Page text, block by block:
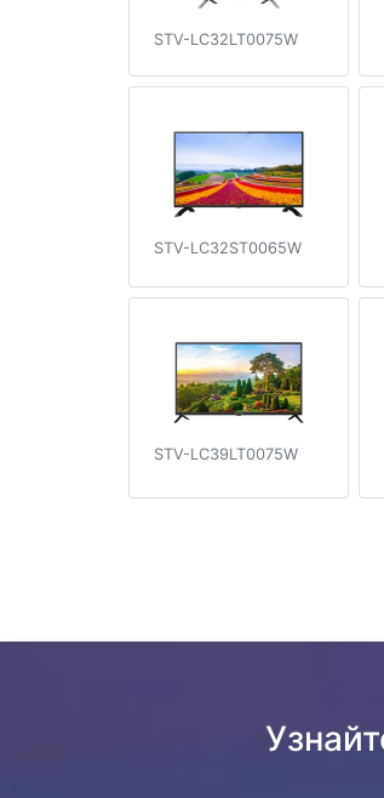
STV-LC32LT0075W
STV-LC32ST0065W
STV-LC39LT0075W